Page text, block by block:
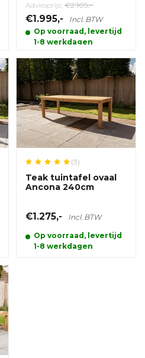
Adviesprijs: €2.105,-
€1.995,-
Incl. BTW
Op voorraad, levertijd
1-8 werkdagen
(3)
Teak tuintafel ovaal
Ancona 240cm
€1.275,- Incl. BTW
Op voorraad, levertijd
1-8 werkdagen